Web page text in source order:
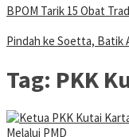
BPOM Tarik 15 Obat
Pindah ke Soetta, Batik
Tag: PKK